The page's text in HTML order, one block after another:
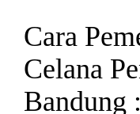
Cara
Celana
Bandung :